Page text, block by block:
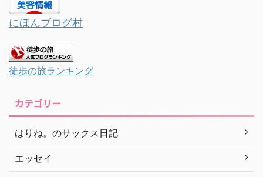
にほんブログ村
徒歩の旅ランキング
カテゴリー
はりね。のサックス日記
エッセイ